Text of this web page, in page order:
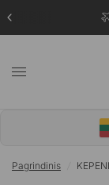
Pagrindinis